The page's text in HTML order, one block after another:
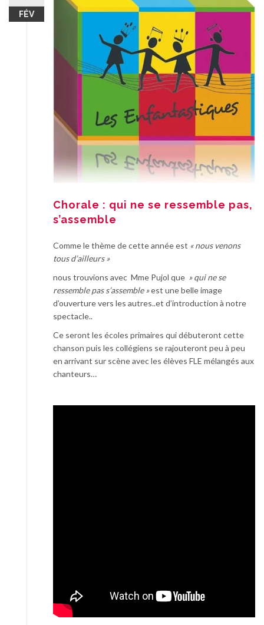
FÉV
Chorale : qui ne se ressemble pas,
s’assemble
Comme le thème de cette année est « nous venons
tous d’ailleurs »
nous trouvions avec Mme Pujol que » qui ne se
ressemble pas s’assemble »est une belle image
d’ouverture vers les autres..et d’introduction à notre
spectacle..
Ce seront les écoles primaires qui débuteront cette
chanson puis les collégiens se rajouteront peu à peu
en arrivant sur scène avec les élèves FLE mélangés aux
chanteurs…